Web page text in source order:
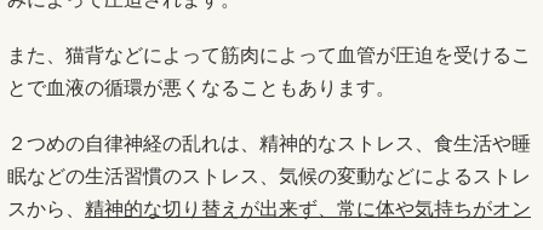
また、猫背などによって筋肉によって血管が圧迫を受けるこ
とで血液の循環が悪くなることもあります。
２つめの自律神経の乱れは、精神的なストレス、食生活や睡
眠などの生活習慣のストレス、気候の変動などによるストレ
スから、 精神的な切り替えが出来ず、常に体や気持ちがオン